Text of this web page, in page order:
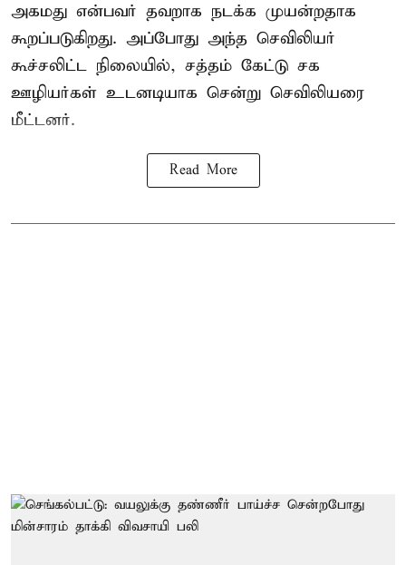
அகமது என்பவர் தவறாக நடக்க முயன்றதாக
கூறப்படுகிறது. அப்போது அந்த செவிலியர்
கூச்சலிட்ட நிலையில், சத்தம் கேட்டு சக
ஊழியர்கள் உடனடியாக சென்று செவிலியரை
மீட்டனர்.
Read More